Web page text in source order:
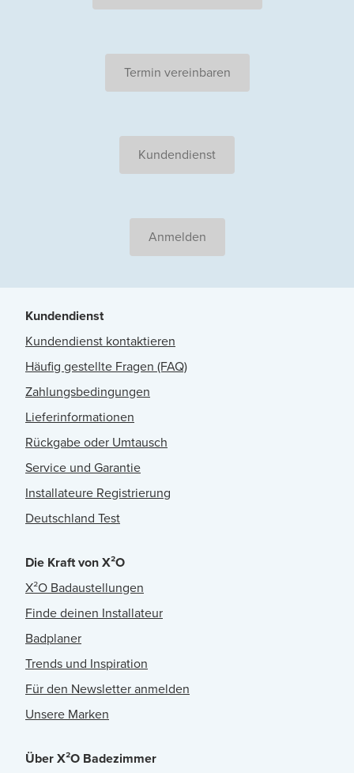
Termin vereinbaren
Kundendienst
Anmelden
Kundendienst
Kundendienst kontaktieren
Häufig gestellte Fragen (FAQ)
Zahlungsbedingungen
Lieferinformationen
Rückgabe oder Umtausch
Service und Garantie
Installateure Registrierung
Deutschland Test
Die Kraft von X²O
X²O Badaustellungen
Finde deinen Installateur
Badplaner
Trends und Inspiration
Für den Newsletter anmelden
Unsere Marken
Über X²O Badezimmer